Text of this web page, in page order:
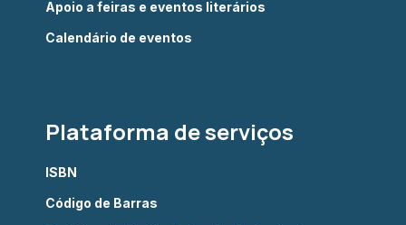
Apoio a feiras e eventos literários
Calendário de eventos
Plataforma de serviços
ISBN
Código de Barras